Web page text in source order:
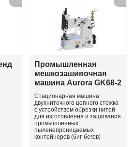
Промышленная
мешкозашивочная
машина Aurora GK68-2
Стационарная машина
двухниточного цепного стежка
с устройством обрезки нитей
для изготовления и зашивания
промышленных
пыленепроницаемых
контейнеров (биг-бегов)